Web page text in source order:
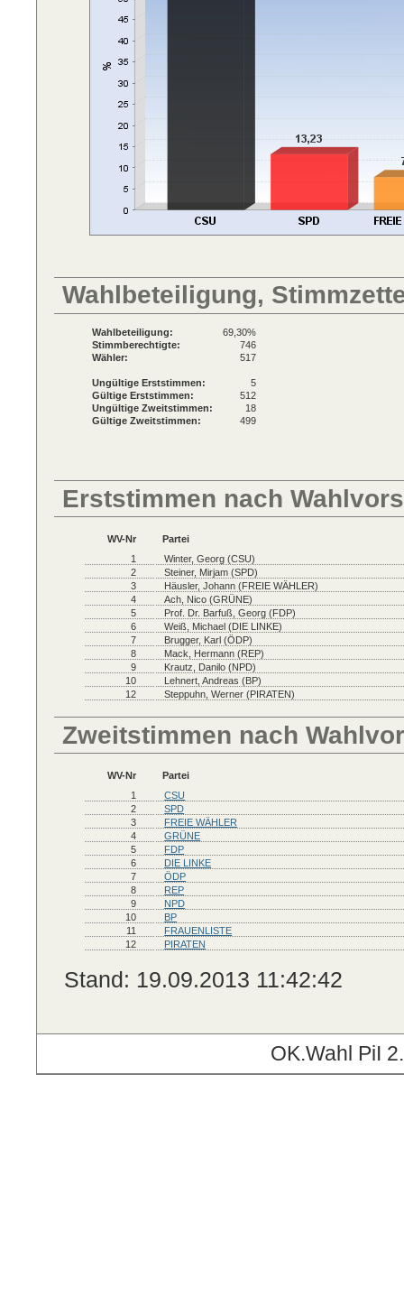
Wahlbeteiligung,
Wahlbeteiligung:
69,30%
Stimmberechtigte:
746
Wähler:
517
Ungültige Erststimmen:
5
Gültige Erststimmen:
512
Ungültige Zweitstimmen:
18
Gültige Zweitstimmen:
499
Erststimmen nach
WV-Nr
Partei
1
Winter, Georg (CSU)
2
Steiner, Mirjam (SPD)
3
Häusler, Johann (FREIE WÄHLER)
4
Ach, Nico (GRÜNE)
5
Prof. Dr. Barfuß, Georg (FDP)
6
Weiß, Michael (DIE LINKE)
7
Brugger, Karl (ÖDP)
8
Mack, Hermann (REP)
9
Krautz, Danilo (NPD)
10
Lehnert, Andreas (BP)
12
Steppuhn, Werner (PIRATEN)
Zweitstimmen nach
WV-Nr
Partei
1
CSU
2
SPD
3
FREIE WÄHLER
4
GRÜNE
5
FDP
6
DIE LINKE
7
ÖDP
8
REP
9
NPD
10
BP
11
FRAUENLISTE
12
PIRATEN
Stand: 19.09.2013 11:42:42
OK.Wahl PiI